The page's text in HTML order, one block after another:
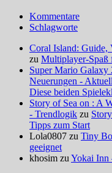
Kommentare
Schlagworte
Coral Island: Guide,
zu Multiplayer-Spaß
Super Mario
Neuerungen -
Diese beiden
Story of Sea on : A
- Trendlogik zu
Tipps zum Start
Lola0807 zu Tiny
geeignet
khosim zu Yokai Inn